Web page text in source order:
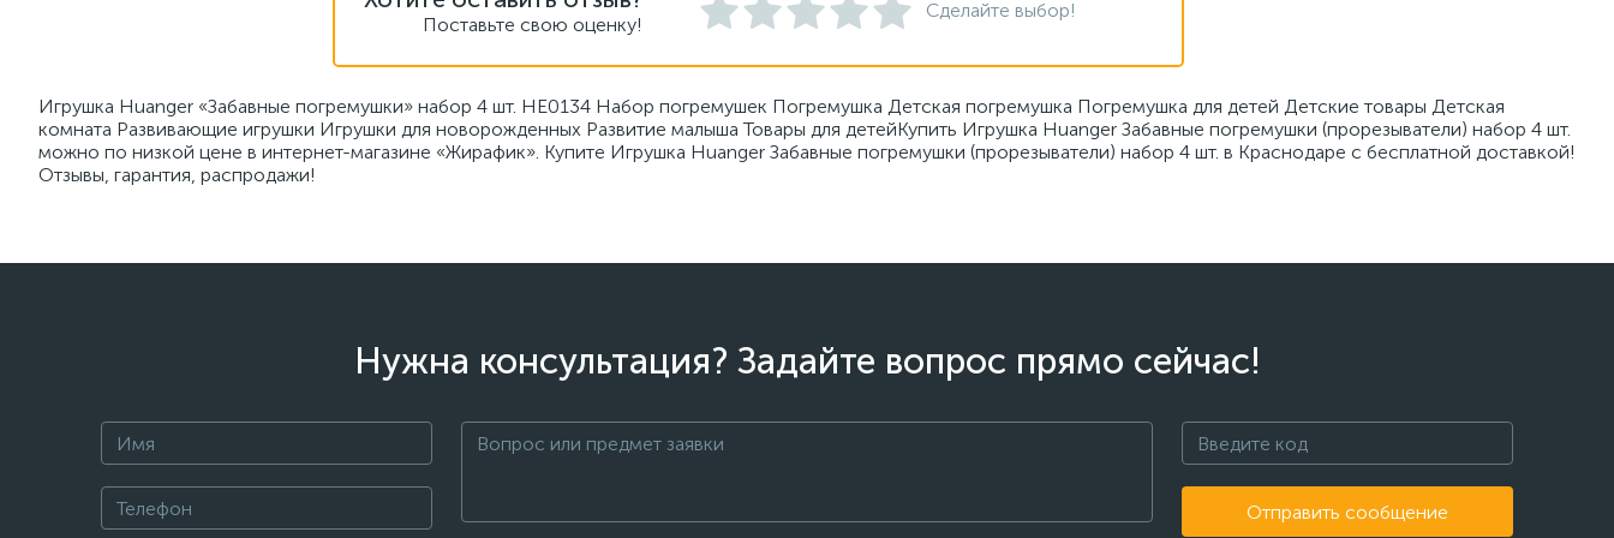
Поставьте свою оценку!
Сделайте выбор!
Игрушка Huanger «Забавные погремушки» набор 4 шт. HE0134 Набор погремушек Погремушка Детская погремушка Погремушка для детей Детские товары Детская
комната Развивающие игрушки Игрушки для новорожденных Развитие малыша Товары для детейКупить Игрушка Huanger Забавные погремушки (прорезыватели) набор 4 шт.
можно по низкой цене в интернет-магазине «Жирафик». Купите Игрушка Huanger Забавные погремушки (прорезыватели) набор 4 шт. в Краснодаре с бесплатной доставкой!
Отзывы, гарантия, распродажи!
Нужна консультация? Задайте вопрос прямо сейчас!
Отправить сообщение